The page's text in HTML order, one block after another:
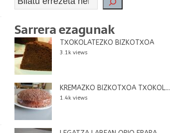
Sarrera ezagunak
TXOKOLATEZKO BIZKOTXOA
3.1k views
KREMAZKO BIZKOTXOA TXOKOL...
1.4k views